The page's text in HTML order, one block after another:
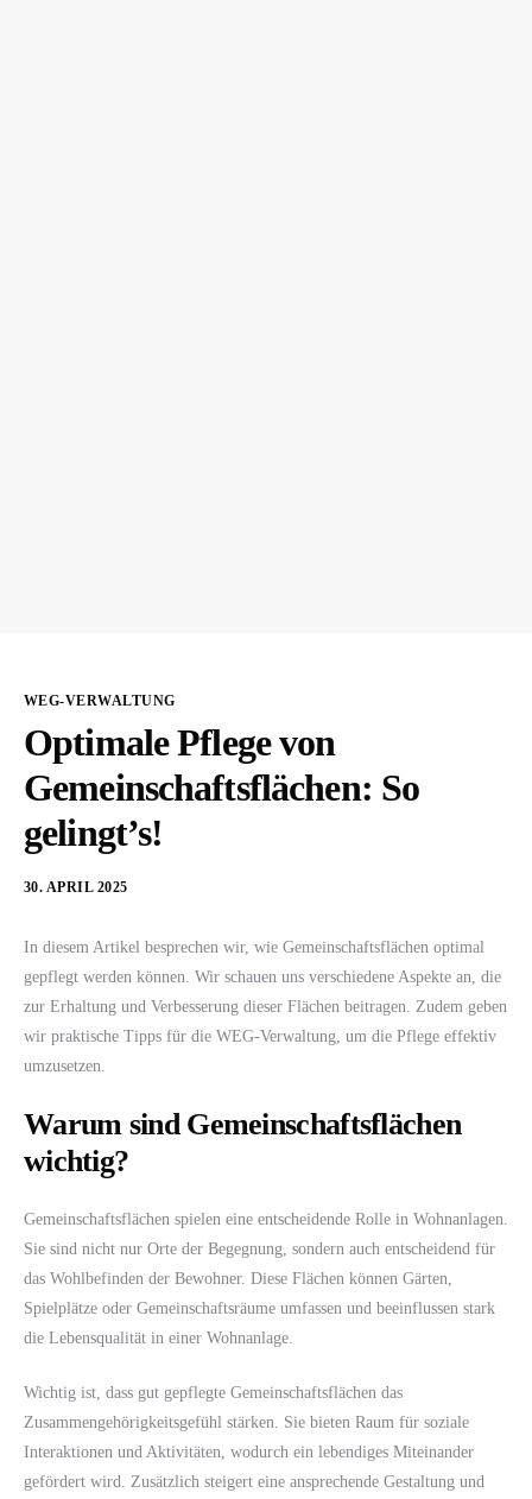
WEG-VERWALTUNG
Optimale Pflege von
Gemeinschaftsflächen: So
gelingt’s!
30. APRIL 2025
In diesem Artikel besprechen wir, wie Gemeinschaftsflächen optimal
gepflegt werden können. Wir schauen uns verschiedene Aspekte an, die
zur Erhaltung und Verbesserung dieser Flächen beitragen. Zudem geben
wir praktische Tipps für die WEG-Verwaltung, um die Pflege effektiv
umzusetzen.
Warum sind Gemeinschaftsflächen
wichtig?
Gemeinschaftsflächen spielen eine entscheidende Rolle in Wohnanlagen.
Sie sind nicht nur Orte der Begegnung, sondern auch entscheidend für
das Wohlbefinden der Bewohner. Diese Flächen können Gärten,
Spielplätze oder Gemeinschaftsräume umfassen und beeinflussen stark
die Lebensqualität in einer Wohnanlage.
Wichtig ist, dass gut gepflegte Gemeinschaftsflächen das
Zusammengehörigkeitsgefühl stärken. Sie bieten Raum für soziale
Interaktionen und Aktivitäten, wodurch ein lebendiges Miteinander
gefördert wird. Zusätzlich steigert eine ansprechende Gestaltung und